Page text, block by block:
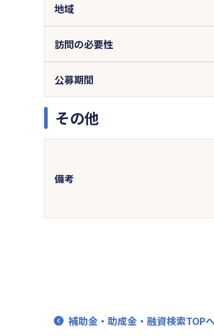
地域
訪問の必要性
公募期間
その他
備考
補助金・助成金・融資検索TOP